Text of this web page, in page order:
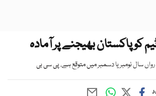
کو پاکستان بھیجنے پر آمادہ
سال نومبر یا دسمبر میں متوقع ہے، پی سی بی